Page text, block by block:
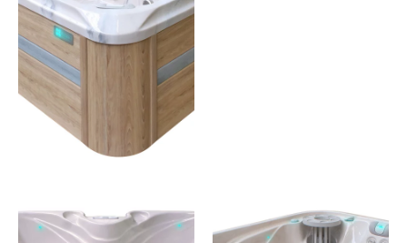
9 places – 107 jets
JE
DÉCOUVRE